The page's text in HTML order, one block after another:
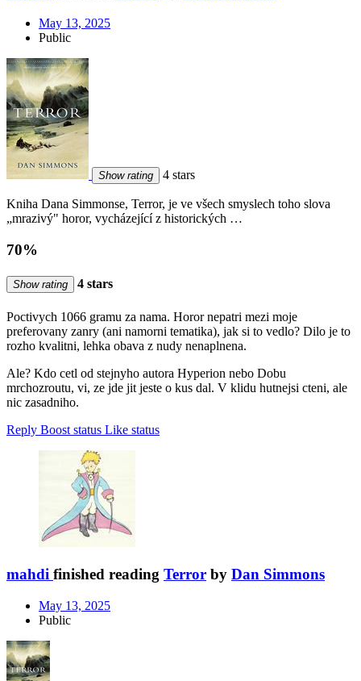
May 13, 2025
Public
Show rating 4 stars
Kniha Dana Simmonse, Terror, je ve všech smyslech toho slova
„mrazivý" horor, vycházející z historických …
70%
Show rating 4 stars
Poctivych 1066 gramu za nama. Horor nepatri mezi moje
preferovany zanry (ani namorni tematika), jak si to vedlo? Dilo je to
rozho kvalitni, lehka obava z nudy nenaplnena.
Ale? Kdo cetl od stejnyho autora Hyperion nebo Dobu
mrchozroutu, vi, ze jde jit jeste o kus dal. V klidu hutnejsi cteni, ale
nic zasadniho.
Reply Boost status Like status
mahdi finished reading Terror by Dan Simmons
May 13, 2025
Public